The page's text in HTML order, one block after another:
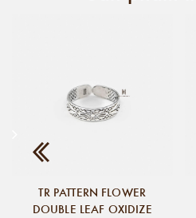
TR PATTERN FLOWER
DOUBLE LEAF OXIDIZE